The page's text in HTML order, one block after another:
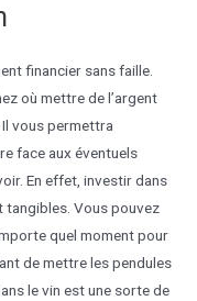
financier sans faille.
où mettre de l’argent
Il vous permettra
face aux éventuels
En effet, investir dans
tangibles. Vous pouvez
quel moment pour
de mettre les pendules
le vin est une sorte de